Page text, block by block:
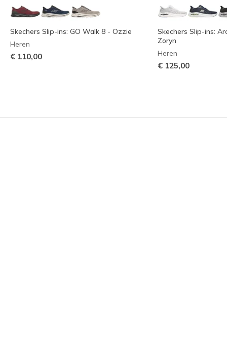
Skechers Slip-ins: GO Walk 8 - Ozzie
Heren
€ 110,00
Skechers Slip-ins:
Zoryn
Heren
€ 125,00